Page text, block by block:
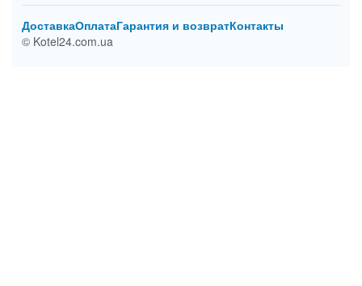
ДоставкаОплатаГарантия и возвратКонтакты
© Kotel24.com.ua